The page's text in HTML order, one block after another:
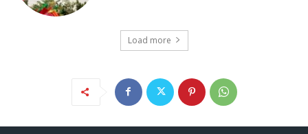
Load more